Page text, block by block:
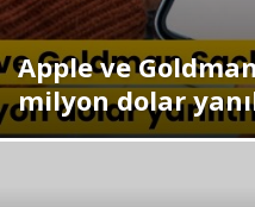
Apple ve
milyon dolar